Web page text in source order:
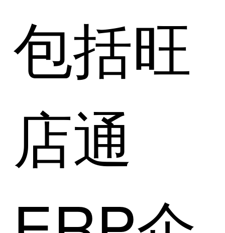
包括旺
店通